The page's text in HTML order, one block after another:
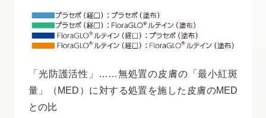
「光防護活性」……無処置の皮膚の「最小紅斑
量」（MED）に対する処置を施した皮膚のMED
との比